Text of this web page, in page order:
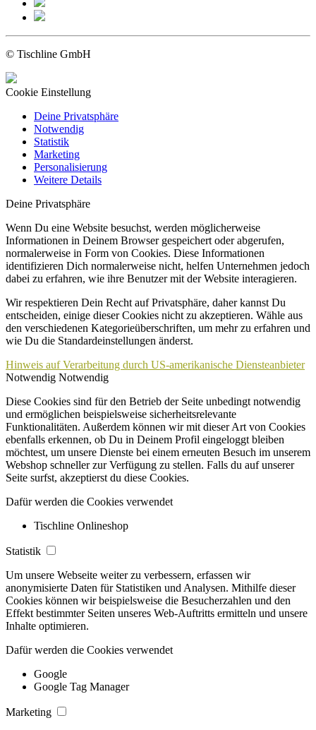
© Tischline GmbH
Cookie Einstellung
Deine Privatsphäre
Notwendig
Statistik
Marketing
Personalisierung
Weitere Details
Deine Privatsphäre
Wenn Du eine Website besuchst, werden möglicherweise
Informationen in Deinem Browser gespeichert oder abgerufen,
normalerweise in Form von Cookies. Diese Informationen
identifizieren Dich normalerweise nicht, helfen Unternehmen jedoch
dabei zu erfahren, wie ihre Benutzer mit der Website interagieren.
Wir respektieren Dein Recht auf Privatsphäre, daher kannst Du
entscheiden, einige dieser Cookies nicht zu akzeptieren. Wähle aus
den verschiedenen Kategorieüberschriften, um mehr zu erfahren und
wie Du die Standardeinstellungen änderst.
Hinweis auf Verarbeitung durch US-amerikanische Diensteanbieter
Notwendig Notwendig
Diese Cookies sind für den Betrieb der Seite unbedingt notwendig
und ermöglichen beispielsweise sicherheitsrelevante
Funktionalitäten. Außerdem können wir mit dieser Art von Cookies
ebenfalls erkennen, ob Du in Deinem Profil eingeloggt bleiben
möchtest, um unsere Dienste bei einem erneuten Besuch im unserem
Webshop schneller zur Verfügung zu stellen. Falls du auf unserer
Seite surfst, akzeptierst du diese Cookies.
Dafür werden die Cookies verwendet
Tischline Onlineshop
Statistik
Um unsere Webseite weiter zu verbessern, erfassen wir
anonymisierte Daten für Statistiken und Analysen. Mithilfe dieser
Cookies können wir beispielsweise die Besucherzahlen und den
Effekt bestimmter Seiten unseres Web-Auftritts ermitteln und unsere
Inhalte optimieren.
Dafür werden die Cookies verwendet
Google
Google Tag Manager
Marketing